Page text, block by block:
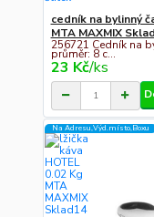
cedník na bylinný
MTA MAXMIX
256721 Cedník na
průměr: 8 c...
23 Kč/ks
Na Adresu,Výd.místo,Boxu